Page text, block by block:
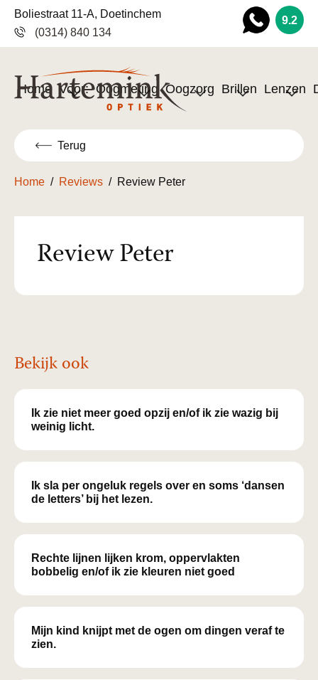
9.2
Boliestraat 11-A, Doetinchem
(0314) 840 134
Home Voor: Oogmeting Oogzorg Brillen Lenzen
Terug
Home / Reviews / Review Peter
Review Peter
Bekijk ook
Ik zie niet meer goed opzij en/of ik zie wazig bij
weinig licht.
Ik sla per ongeluk regels over en soms ‘dansen
de letters’ bij het lezen.
Rechte lijnen lijken krom, oppervlakten
bobbelig en/of ik zie kleuren niet goed
Mijn kind knijpt met de ogen om dingen veraf te
zien.